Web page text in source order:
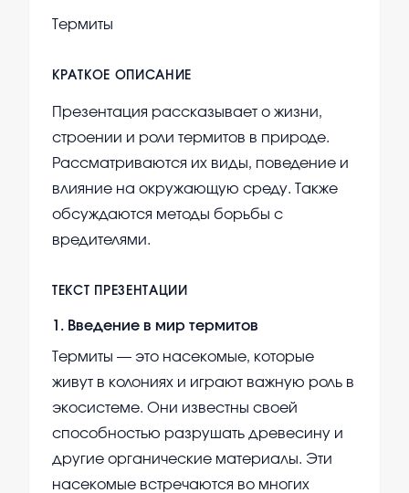
Термиты
КРАТКОЕ ОПИСАНИЕ
Презентация рассказывает о жизни,
строении и роли термитов в природе.
Рассматриваются их виды, поведение и
влияние на окружающую среду. Также
обсуждаются методы борьбы с
вредителями.
ТЕКСТ ПРЕЗЕНТАЦИИ
1 . Введение в мир термитов
Термиты — это насекомые, которые
живут в колониях и играют важную роль в
экосистеме. Они известны своей
способностью разрушать древесину и
другие органические материалы. Эти
насекомые встречаются во многих